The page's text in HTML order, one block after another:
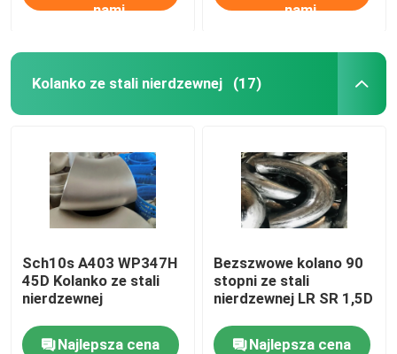
nami nami
Kolanko ze stali nierdzewnej (17)
Sch10s A403 WP347H
45D Kolanko ze stali
nierdzewnej
Najlepsza cena
Bezszwowe kolano 90
stopni ze stali
nierdzewnej LR SR 1,5D
Najlepsza cena